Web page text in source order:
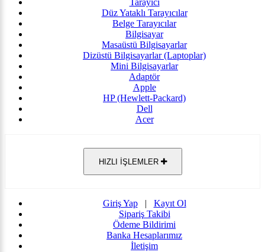
Düz Yataklı Tarayıcılar
Belge Tarayıcılar
Bilgisayar
Masaüstü Bilgisayarlar
Dizüstü Bilgisayarlar (Laptoplar)
Mini Bilgisayarlar
Adaptör
Apple
HP (Hewlett-Packard)
Dell
Acer
HIZLI İŞLEMLER
Giriş Yap| Kayıt Ol
Sipariş Takibi
Ödeme Bildirimi
Banka Hesaplarımız
İletişim